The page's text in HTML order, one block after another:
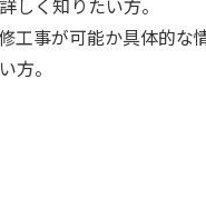
しく知りたい方。
工事が可能か具体的な
方。